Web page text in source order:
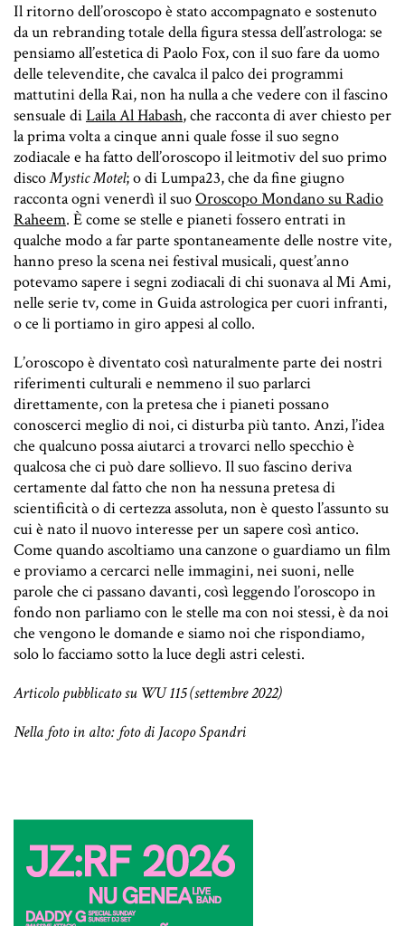
Il ritorno dell’oroscopo è stato accompagnato e sostenuto
da un rebranding totale della figura stessa dell’astrologa: se
pensiamo all’estetica di Paolo Fox, con il suo fare da uomo
delle televendite, che cavalca il palco dei programmi
mattutini della Rai, non ha nulla a che vedere con il fascino
sensuale diLaila Al Habash, che racconta di aver chiesto per
la prima volta a cinque anni quale fosse il suo segno
zodiacale e ha fatto dell’oroscopo il leitmotiv del suo primo
discoMystic Motel; o di Lumpa23, che da fine giugno
racconta ogni venerdì il suoOroscopo Mondano su Radio
Raheem. È come se stelle e pianeti fossero entrati in
qualche modo a far parte spontaneamente delle nostre vite,
hanno preso la scena nei festival musicali, quest’anno
potevamo sapere i segni zodiacali di chi suonava al Mi Ami,
nelle serie tv, come in Guida astrologica per cuori infranti,
o ce li portiamo in giro appesi al collo.
L’oroscopo è diventato così naturalmente parte dei nostri
riferimenti culturali e nemmeno il suo parlarci
direttamente, con la pretesa che i pianeti possano
conoscerci meglio di noi, ci disturba più tanto. Anzi, l’idea
che qualcuno possa aiutarci a trovarci nello specchio è
qualcosa che ci può dare sollievo. Il suo fascino deriva
certamente dal fatto che non ha nessuna pretesa di
scientificità o di certezza assoluta, non è questo l’assunto su
cui è nato il nuovo interesse per un sapere così antico.
Come quando ascoltiamo una canzone o guardiamo un film
e proviamo a cercarci nelle immagini, nei suoni, nelle
parole che ci passano davanti, così leggendo l’oroscopo in
fondo non parliamo con le stelle ma con noi stessi, è da noi
che vengono le domande e siamo noi che rispondiamo,
solo lo facciamo sotto la luce degli astri celesti.
Articolo pubblicato su WU 115 (settembre 2022)
Nella foto in alto: foto di Jacopo Spandri